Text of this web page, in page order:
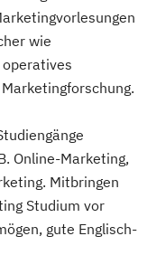
wie
Online-Marketing,
Mitbringen
Studium vor
gute Englisch-